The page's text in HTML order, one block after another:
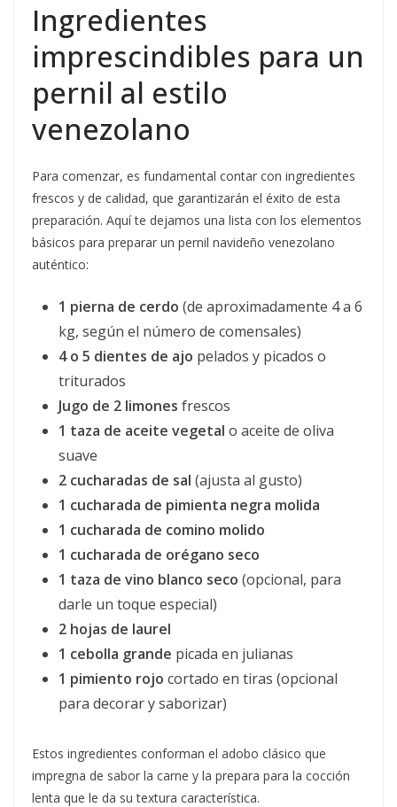
Ingredientes
imprescindibles para un
pernil al estilo
venezolano
Para comenzar, es fundamental contar con ingredientes
frescos y de calidad, que garantizarán el éxito de esta
preparación. Aquí te dejamos una lista con los elementos
básicos para preparar un pernil navideño venezolano
auténtico:
1 pierna de cerdo (de aproximadamente 4 a 6
kg, según el número de comensales)
4 o 5 dientes de ajo pelados y picados o
triturados
Jugo de 2 limones frescos
1 taza de aceite vegetal o aceite de oliva
suave
2 cucharadas de sal (ajusta al gusto)
1 cucharada de pimienta negra molida
1 cucharada de comino molido
1 cucharada de orégano seco
1 taza de vino blanco seco (opcional, para
darle un toque especial)
2 hojas de laurel
1 cebolla grande picada en julianas
1 pimiento rojo cortado en tiras (opcional
para decorar y saborizar)
Estos ingredientes conforman el adobo clásico que
impregna de sabor la carne y la prepara para la cocción
lenta que le da su textura característica.